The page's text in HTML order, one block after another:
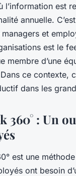
l’information est
annuelle.
et
est le
membre d’une
ce contexte,
dans les
360° : Un
est une
ont besoin